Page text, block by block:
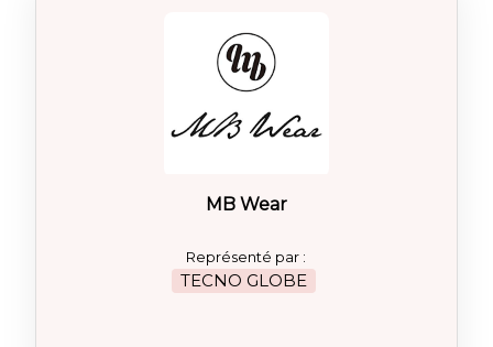
MB Wear
Représenté par :
TECNO GLOBE